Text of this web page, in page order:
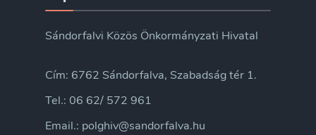
Sándorfalvi Közös Önkormányzati Hivatal
Cím: 6762 Sándorfalva, Szabadság tér 1.
Tel.: 06 62/ 572 961
Email.: polghiv@sandorfalva.hu